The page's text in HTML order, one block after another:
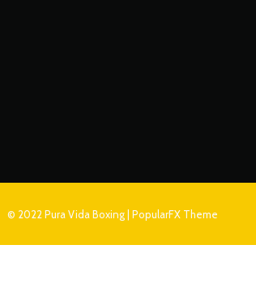
© 2022 Pura Vida Boxing | PopularFX Theme